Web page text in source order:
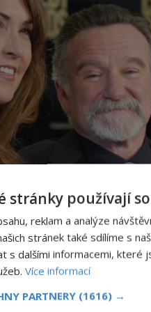
blížící smrtí Robina pokoušel o
nikdy předtím nebyli.
svých neuronů a
nemohla vytáhnout,“ říká
stránky používají
reklam a analýze
stránek také sdílíme s
s dalšími informacemi,
Více informací
PARTNERY (1616) →